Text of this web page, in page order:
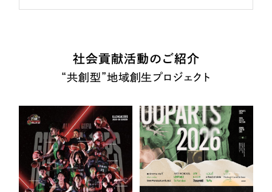
社会貢献活動のご紹介
“共創型”地域創生プロジェクト